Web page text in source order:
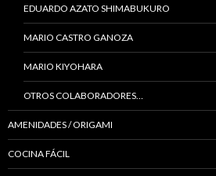
EDUARDO AZATO SHIMABUKURO
MARIO CASTRO GANOZA
MARIO KIYOHARA
OTROS COLABORADORES…
AMENIDADES / ORIGAMI
COCINA FÁCIL